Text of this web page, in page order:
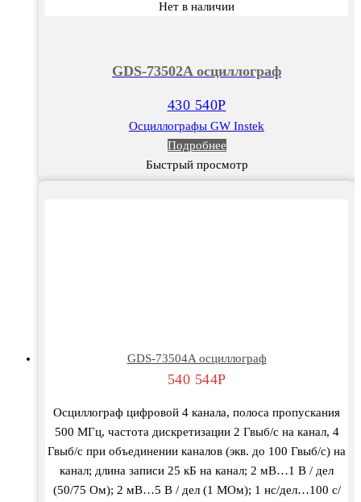
Нет в наличии
GDS-73502A осциллограф
430 540Р
Осциллографы GW Instek
Подробнее
Быстрый просмотр
GDS-73504A осциллограф
540 544Р
Осциллограф цифровой 4 канала, полоса пропускания
500 МГц, частота дискретизации 2 Гвыб/с на канал, 4
Гвыб/с при объединении каналов (экв. до 100 Гвыб/с) на
канал; длина записи 25 кБ на канал; 2 мВ…1 В / дел
(50/75 Ом); 2 мВ…5 В / дел (1 МОм); 1 нс/дел…100 с/